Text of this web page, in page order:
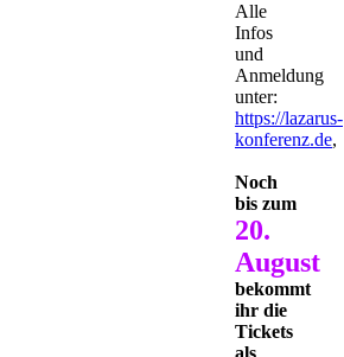
Alle
Infos
und
Anmeldung
unter:
https://lazarus-
konferenz.de,
Noch
bis zum
20.
August
bekommt
ihr die
Tickets
als